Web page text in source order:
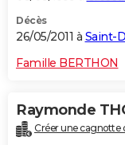
Décès
26/05/2011 à Saint-
Famille BERTHON
Raymonde
Créer une cagnotte